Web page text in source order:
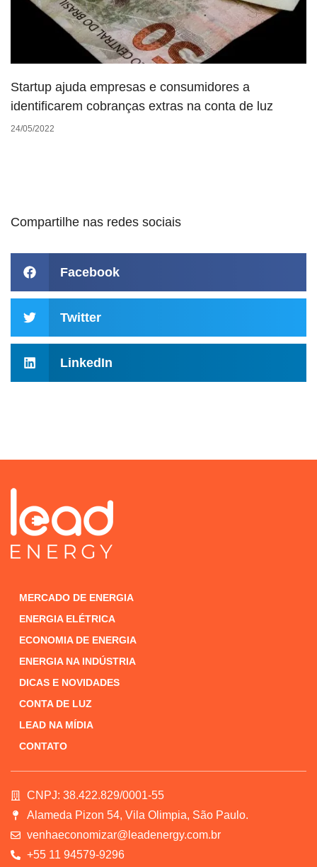
Startup ajuda empresas e consumidores a
identificarem cobranças extras na conta de luz
24/05/2022
Compartilhe nas redes sociais
Facebook
Twitter
LinkedIn
MERCADO DE ENERGIA
ENERGIA ELÉTRICA
ECONOMIA DE ENERGIA
ENERGIA NA INDÚSTRIA
DICAS E NOVIDADES
CONTA DE LUZ
LEAD NA MÍDIA
CONTATO
CNPJ: 38.422.829/0001-55
Alameda Pizon 54, Vila Olimpia, São Paulo.
venhaeconomizar@leadenergy.com.br
+55 11 94579-9296